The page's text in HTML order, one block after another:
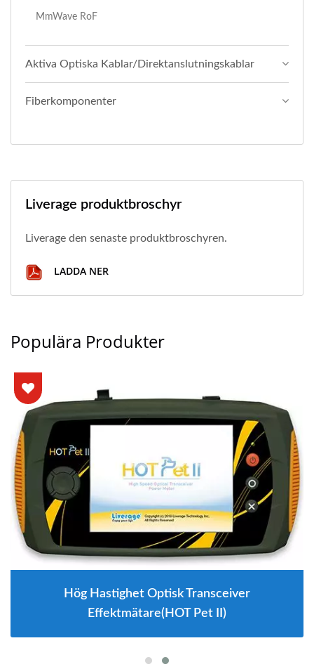
MmWave RoF
Aktiva Optiska Kablar/direktanslutningskablar
Fiberkomponenter
Liverage produktbroschyr
Liverage den senaste produktbroschyren.
LADDA NER
Populära Produkter
Hög Hastighet Optisk Transceiver
Effektmätare(HOT Pet II)